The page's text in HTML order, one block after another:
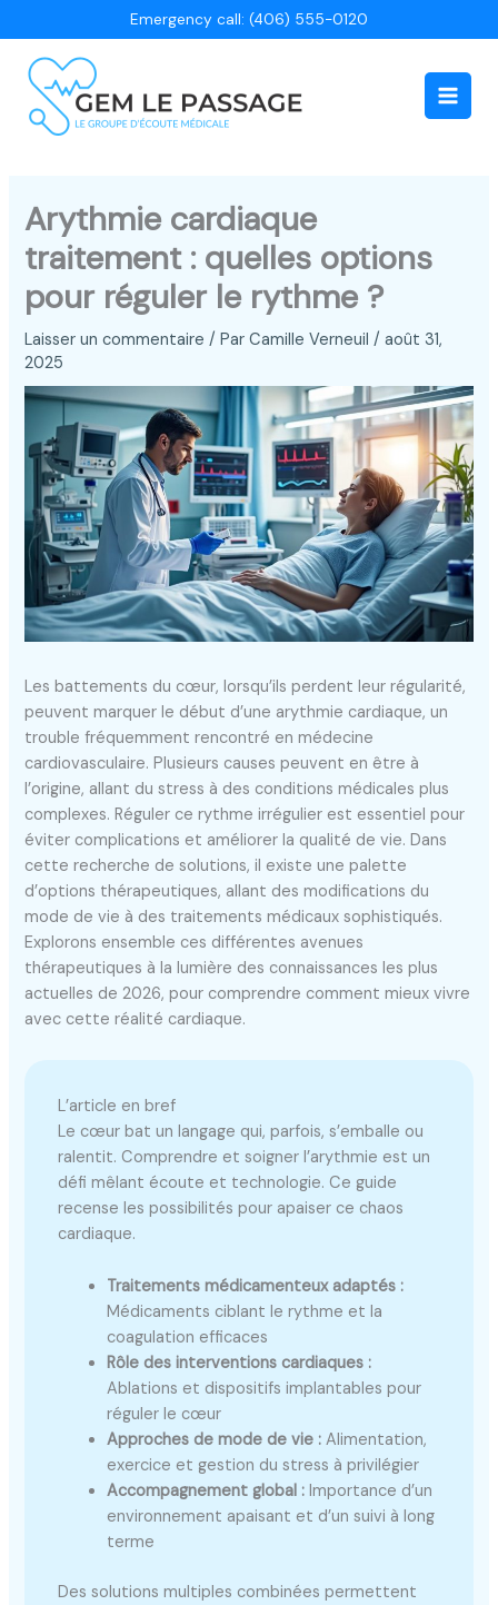
au
contenu
Emergency call: (406) 555-0120
Main
Arythmie cardiaque
traitement : quelles options
pour réguler le rythme ?
Laisser un commentaire / ParCamille Verneuil/août 31,
2025
Les battements du cœur, lorsqu’ils perdent leur régularité,
peuvent marquer le début d’une arythmie cardiaque, un
trouble fréquemment rencontré en médecine
cardiovasculaire. Plusieurs causes peuvent en être à
l’origine, allant du stress à des conditions médicales plus
complexes. Réguler ce rythme irrégulier est essentiel pour
éviter complications et améliorer la qualité de vie. Dans
cette recherche de solutions, il existe une palette
d’options thérapeutiques, allant des modifications du
mode de vie à des traitements médicaux sophistiqués.
Explorons ensemble ces différentes avenues
thérapeutiques à la lumière des connaissances les plus
actuelles de 2026, pour comprendre comment mieux vivre
avec cette réalité cardiaque.
L’article en bref
Le cœur bat un langage qui, parfois, s’emballe ou
ralentit. Comprendre et soigner l’arythmie est un
défi mêlant écoute et technologie. Ce guide
recense les possibilités pour apaiser ce chaos
cardiaque.
Traitements médicamenteux adaptés :
Médicaments ciblant le rythme et la
coagulation efficaces
Rôle des interventions cardiaques :
Ablations et dispositifs implantables pour
réguler le cœur
Approches de mode de vie : Alimentation,
exercice et gestion du stress à privilégier
Accompagnement global : Importance d’un
environnement apaisant et d’un suivi à long
terme
Des solutions multiples combinées permettent